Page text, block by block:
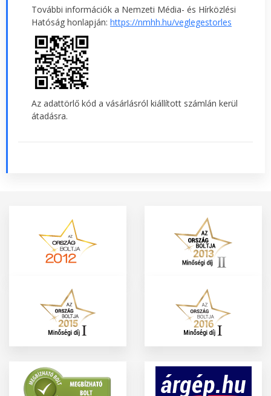
További információk a Nemzeti Média- és Hírközlési
Hatóság honlapján: https://nmhh.hu/veglegestorles
Az adattörlő kód a vásárlásról kiállított számlán kerül
átadásra.